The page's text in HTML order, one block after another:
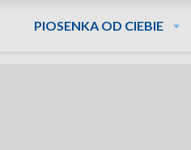
PIOSENKA OD CIEBIE